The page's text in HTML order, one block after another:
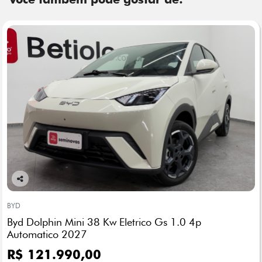
Co
arti
lhe
BYD
Byd Dolphin Mini 38 Kw Eletrico Gs 1.0 4p
Automatico 2027
R$ 121.990,00